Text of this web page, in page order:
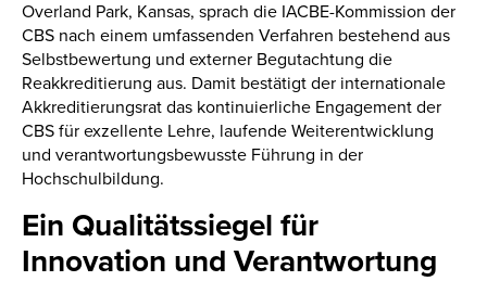
Overland Park, Kansas, sprach die IACBE-Kommission der
CBS nach einem umfassenden Verfahren bestehend aus
Selbstbewertung und externer Begutachtung die
Reakkreditierung aus. Damit bestätigt der internationale
Akkreditierungsrat das kontinuierliche Engagement der
CBS für exzellente Lehre, laufende Weiterentwicklung
und verantwortungsbewusste Führung in der
Hochschulbildung.
Ein Qualitätssiegel für
Innovation und Verantwortung